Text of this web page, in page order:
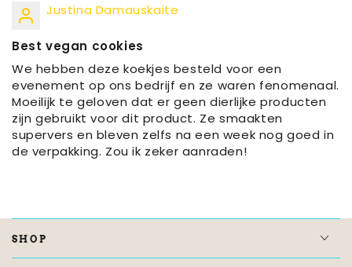
Justina Damauskaite
Best vegan cookies
We hebben deze koekjes besteld voor een
evenement op ons bedrijf en ze waren fenomenaal.
Moeilijk te geloven dat er geen dierlijke producten
zijn gebruikt voor dit product. Ze smaakten
supervers en bleven zelfs na een week nog goed in
de verpakking. Zou ik zeker aanraden!
SHOP